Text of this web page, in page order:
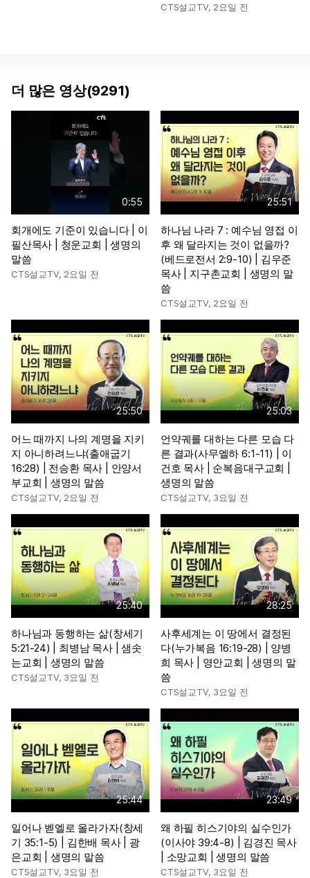
CTS설교TV, 2요일 전
더 많은 영상(9291)
0:55
회개에도 기준이 있습니다 | 이
필산목사 | 청운교회 | 생명의
말씀
CTS설교TV, 2요일 전
25:51
하나님 나라 7 : 예수님 영접 이
후 왜 달라지는 것이 없을까?
(베드로전서 2:9-10) | 김우준
목사 | 지구촌교회 | 생명의 말
씀
CTS설교TV, 2요일 전
25:50
어느 때까지 나의 계명을 지키
지 아니하려느냐(출애굽기
16:28) | 전승환 목사 | 안양서
부교회 | 생명의 말씀
CTS설교TV, 2요일 전
25:03
언약궤를 대하는 다른 모습 다
른 결과(사무엘하 6:1-11) | 이
건호 목사 | 순복음대구교회 |
생명의 말씀
CTS설교TV, 3요일 전
25:40
하나님과 동행하는 삶(창세기
5:21-24) | 최병남 목사 | 샘솟
는교회 | 생명의 말씀
CTS설교TV, 3요일 전
28:25
사후세계는 이 땅에서 결정된
다(누가복음 16:19-28) | 양병
희 목사 | 영안교회 | 생명의 말
씀
CTS설교TV, 3요일 전
25:44
일어나 벧엘로 올라가자(창세
기 35:1-5) | 김한배 목사 | 광
은교회 | 생명의 말씀
CTS설교TV, 3요일 전
23:49
왜 하필 히스기야의 실수인가
(이사야 39:4-8) | 김경진 목사
| 소망교회 | 생명의 말씀
CTS설교TV, 3요일 전